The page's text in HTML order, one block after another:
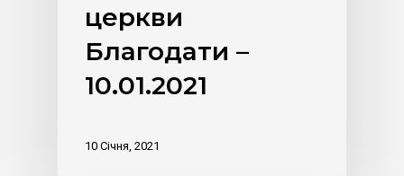
церкви
Благодати –
10.01.2021
10 Січня, 2021